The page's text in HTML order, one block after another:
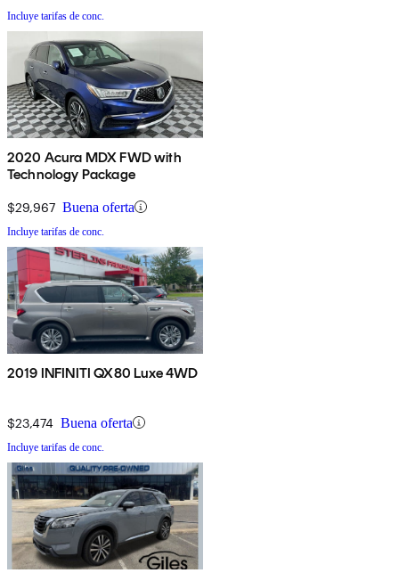
Incluye tarifas de conc.
2020 Acura MDX FWD with
Technology Package
$29,967 Buena oferta
Incluye tarifas de conc.
2019 INFINITI QX80 Luxe 4WD
$23,474 Buena oferta
Incluye tarifas de conc.